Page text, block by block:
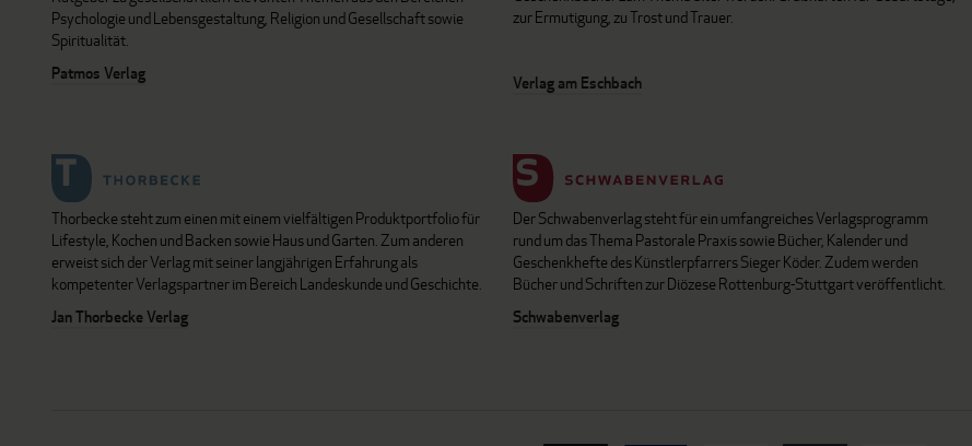
Psychologie und Lebensgestaltung, Religion und Gesellschaft sowie
Spiritualität.
Patmos Verlag
zur Ermutigung, zu Trost und Trauer.
Verlag am Eschbach
Thorbecke steht zum einen mit einem vielfältigen Produktportfolio für
Lifestyle, Kochen und Backen sowie Haus und Garten. Zum anderen
erweist sich der Verlag mit seiner langjährigen Erfahrung als
kompetenter Verlagspartner im Bereich Landeskunde und Geschichte.
Jan Thorbecke Verlag
Der Schwabenverlag steht für ein umfangreiches Verlagsprogramm
rund um das Thema Pastorale Praxis sowie Bücher, Kalender und
Geschenkhefte des Künstlerpfarrers Sieger Köder. Zudem werden
Bücher und Schriften zur Diözese Rottenburg-Stuttgart veröffentlicht.
Schwabenverlag